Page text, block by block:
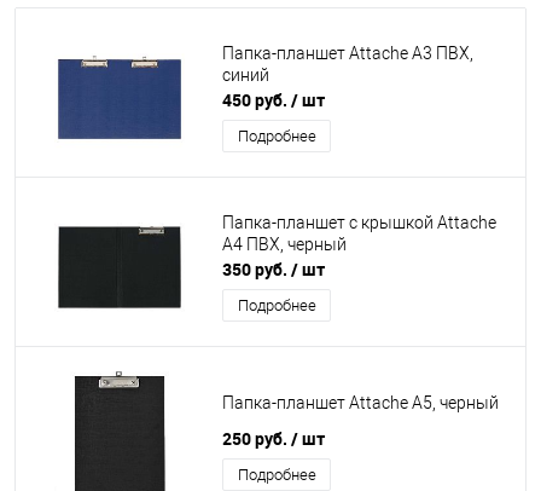
Папка-планшет Attache А3 ПВХ,
синий
450 руб. / шт
Подробнее
Папка-планшет с крышкой Attache
А4 ПВХ, черный
350 руб. / шт
Подробнее
Папка-планшет Attache А5, черный
250 руб. / шт
Подробнее